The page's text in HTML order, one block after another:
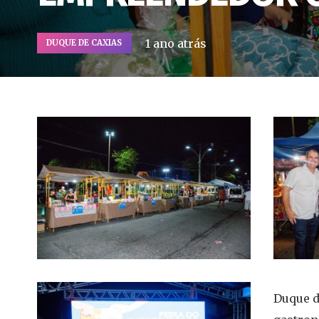
DUQUE DE CAXIAS 1 ano atrás
Duque